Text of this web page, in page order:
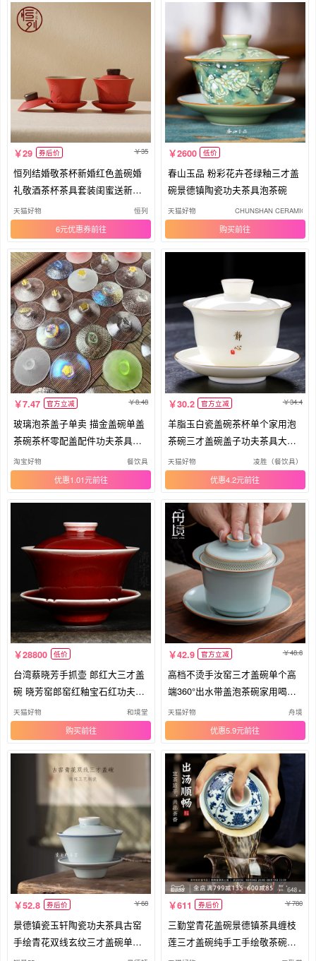
29 券后价 35
恒列结婚敬茶杯新婚红色盖碗婚
礼敬酒茶杯茶具套装闺蜜送新人
礼物
天猫好物 恒列
6元优惠券
2600 低价
春山玉品 粉彩花卉苍绿釉三才盖
碗景德镇陶瓷功夫茶具泡茶碗
天猫好物 CHUNSHAN CERAMIC
购买
7.47 官方立减 8.48
玻璃泡茶盖子单卖 描金盖碗单盖
茶碗茶杯零配盖配件功夫茶具盖
子
淘宝好物 餐饮具
优惠1.01元
30.2 官方立减 34.4
羊脂玉白瓷盖碗茶杯单个家用泡
茶碗三才盖碗盖子功夫茶具大号
高档
天猫好物 凌胜（餐饮具）
优惠4.2元
28800 低价
台湾蔡晓芳手抓壶 郎红大三才盖
碗 晓芳窑郎窑红釉宝石红功夫盖
杯
天猫好物 和境堂
购买
42.9 官方立减 48.8
高档不烫手汝窑三才盖碗单个高
端360°出水带盖泡茶碗家用喝茶
盏
天猫好物 舟境
优惠5.9元
52.8 券后价 68
景德镇瓷玉轩陶瓷功夫茶具古窑
手绘青花双线玄纹三才盖碗单个
盖碗
611 券后价 780
三勤堂青花盖碗景德镇茶具缠枝
莲三才盖碗纯手工手绘敬茶碗泡
茶器